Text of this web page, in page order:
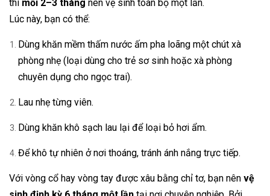
thì mỗi 2–3 tháng nên vệ sinh toàn bộ một lần.
Lúc này, bạn có thể:
Dùng khăn mềm thấm nước ấm pha loãng một chút xà
phòng nhẹ (loại dùng cho trẻ sơ sinh hoặc xà phòng
chuyên dụng cho ngọc trai).
Lau nhẹ từng viên.
Dùng khăn khô sạch lau lại để loại bỏ hơi ẩm.
Để khô tự nhiên ở nơi thoáng, tránh ánh nắng trực tiếp.
Với vòng cổ hay vòng tay được xâu bằng chỉ tơ, bạn nên vệ